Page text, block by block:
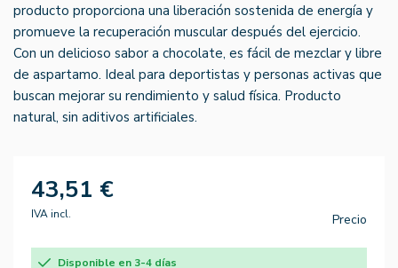
producto proporciona una liberación sostenida de energía y
promueve la recuperación muscular después del ejercicio.
Con un delicioso sabor a chocolate, es fácil de mezclar y libre
de aspartamo. Ideal para deportistas y personas activas que
buscan mejorar su rendimiento y salud física. Producto
natural, sin aditivos artificiales.
43,51 €
IVA incl. Precio
Disponible en 3-4 días